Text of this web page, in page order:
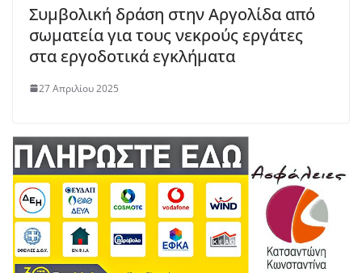
Συμβολική δράση στην Αργολίδα από
σωματεία για τους νεκρούς εργάτες
στα εργοδοτικά εγκλήματα
27 Απριλίου 2025